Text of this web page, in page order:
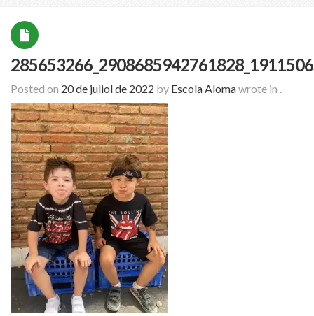
Posted on 20 de juliol de 2022 by Escola Alomawrote in .